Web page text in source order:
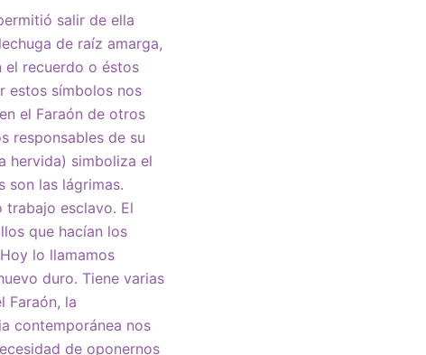
salir de ella
de raíz amarga,
el recuerdo o éstos
estos símbolos nos
el Faraón de otros
responsables de su
hervida) simboliza el
son las lágrimas.
trabajo esclavo. El
que hacían los
lo llamamos
duro. Tiene varias
Faraón, la
contemporánea nos
de oponernos